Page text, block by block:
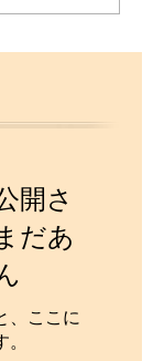
開さ
だあ
、ここに